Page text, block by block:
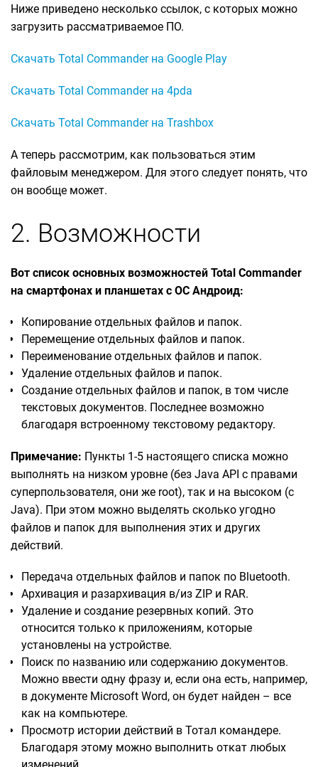
Ниже приведено несколько ссылок, с которых можно
загрузить рассматриваемое ПО.
Скачать Total Commander на Google Play
Скачать Total Commander на 4pda
Скачать Total Commander на Trashbox
А теперь рассмотрим, как пользоваться этим
файловым менеджером. Для этого следует понять, что
он вообще может.
2. Возможности
Вот список основных возможностей Total Commander
на смартфонах и планшетах с ОС Андроид:
Копирование отдельных файлов и папок.
Перемещение отдельных файлов и папок.
Переименование отдельных файлов и папок.
Удаление отдельных файлов и папок.
Создание отдельных файлов и папок, в том числе
текстовых документов. Последнее возможно
благодаря встроенному текстовому редактору.
Примечание: Пункты 1-5 настоящего списка можно
выполнять на низком уровне (без Java API с правами
суперпользователя, они же root), так и на высоком (с
Java). При этом можно выделять сколько угодно
файлов и папок для выполнения этих и других
действий.
Передача отдельных файлов и папок по Bluetooth.
Архивация и разархивация в/из ZIP и RAR.
Удаление и создание резервных копий. Это
относится только к приложениям, которые
установлены на устройстве.
Поиск по названию или содержанию документов.
Можно ввести одну фразу и, если она есть, например,
в документе Microsoft Word, он будет найден – все
как на компьютере.
Просмотр истории действий в Тотал командере.
Благодаря этому можно выполнить откат любых